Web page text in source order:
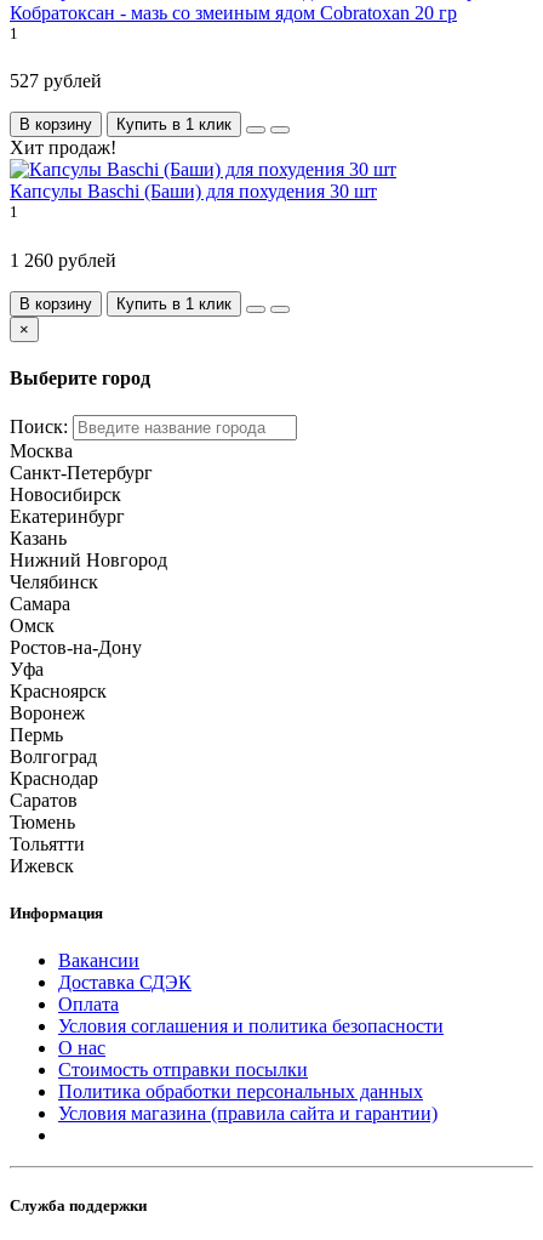
Кобратоксан - мазь со змеиным ядом Cobratoxan 20 гр
1
527 рублей
В корзину Купить в 1 клик
Хит продаж!
Капсулы Baschi (Баши) для похудения 30 шт
1
1 260 рублей
В корзину
Купить в 1 клик
×
Выберите город
Поиск:
Москва
Санкт-Петербург
Новосибирск
Екатеринбург
Казань
Нижний Новгород
Челябинск
Самара
Омск
Ростов-на-Дону
Уфа
Красноярск
Воронеж
Пермь
Волгоград
Краснодар
Саратов
Тюмень
Тольятти
Ижевск
Информация
Вакансии
Доставка СДЭК
Оплата
Условия соглашения и политика безопасности
О нас
Стоимость отправки посылки
Политика обработки персональных данных
Условия магазина (правила сайта и гарантии)
Служба поддержки